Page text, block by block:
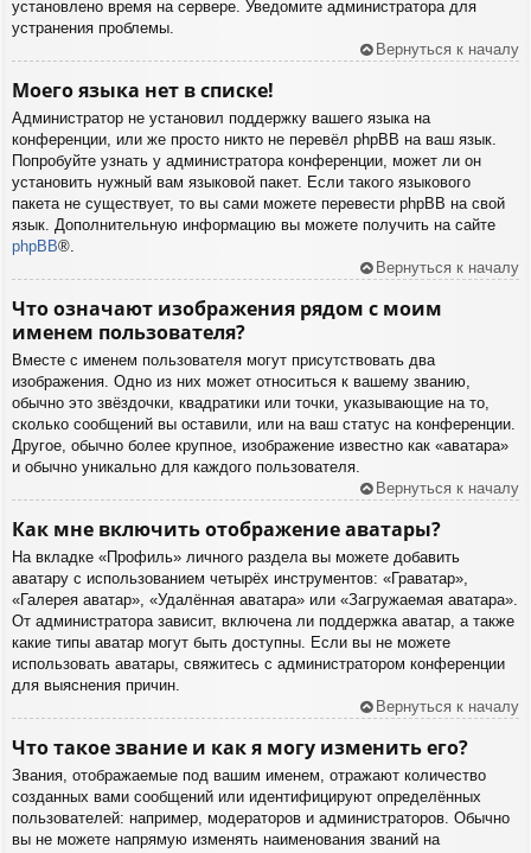
установлено время на сервере. Уведомите администратора для
устранения проблемы.
Вернуться к началу
Моего языка нет в списке!
Администратор не установил поддержку вашего языка на
конференции, или же просто никто не перевёл phpBB на ваш язык.
Попробуйте узнать у администратора конференции, может ли он
установить нужный вам языковой пакет. Если такого языкового
пакета не существует, то вы сами можете перевести phpBB на свой
язык. Дополнительную информацию вы можете получить на сайте
phpBB®.
Вернуться к началу
Что означают изображения рядом с моим
именем пользователя?
Вместе с именем пользователя могут присутствовать два
изображения. Одно из них может относиться к вашему званию,
обычно это звёздочки, квадратики или точки, указывающие на то,
сколько сообщений вы оставили, или на ваш статус на конференции.
Другое, обычно более крупное, изображение известно как «аватара»
и обычно уникально для каждого пользователя.
Вернуться к началу
Как мне включить отображение аватары?
На вкладке «Профиль» личного раздела вы можете добавить
аватару с использованием четырёх инструментов: «Граватар»,
«Галерея аватар», «Удалённая аватара» или «Загружаемая аватара».
От администратора зависит, включена ли поддержка аватар, а также
какие типы аватар могут быть доступны. Если вы не можете
использовать аватары, свяжитесь с администратором конференции
для выяснения причин.
Вернуться к началу
Что такое звание и как я могу изменить его?
Звания, отображаемые под вашим именем, отражают количество
созданных вами сообщений или идентифицируют определённых
пользователей: например, модераторов и администраторов. Обычно
вы не можете напрямую изменять наименования званий на